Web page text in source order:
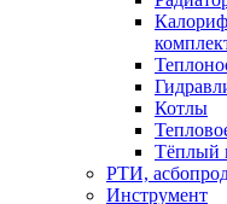
Котлы
Тёплый
РТИ,
Инструмент